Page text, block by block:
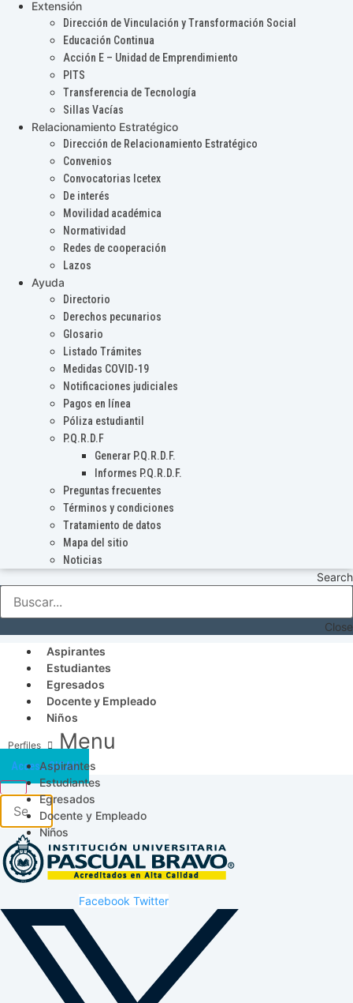
Extensión
Dirección de Vinculación y Transformación Social
Educación Continua
Acción E – Unidad de Emprendimiento
PITS
Transferencia de Tecnología
Sillas Vacías
Relacionamiento Estratégico
Dirección de Relacionamiento Estratégico
Convenios
Convocatorias Icetex
De interés
Movilidad académica
Normatividad
Redes de cooperación
Lazos
Ayuda
Directorio
Derechos pecunarios
Glosario
Listado Trámites
Medidas COVID-19
Notificaciones judiciales
Pagos en línea
Póliza estudiantil
P.Q.R.D.F
Generar P.Q.R.D.F.
Informes P.Q.R.D.F.
Preguntas frecuentes
Términos y condiciones
Tratamiento de datos
Mapa del sitio
Noticias
Search
Close
Aspirantes
Estudiantes
Egresados
Docente y Empleado
Niños
Menu
Aspirantes
Estudiantes
Egresados
Docente y Empleado
Niños
Acceso SICAU
Facebook Twitter